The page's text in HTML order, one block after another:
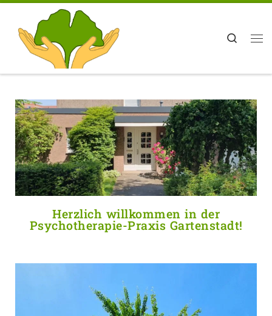
Zum Inhalt springen
Search
Herzlich willkommen in der
Psychotherapie-Praxis Gartenstadt!